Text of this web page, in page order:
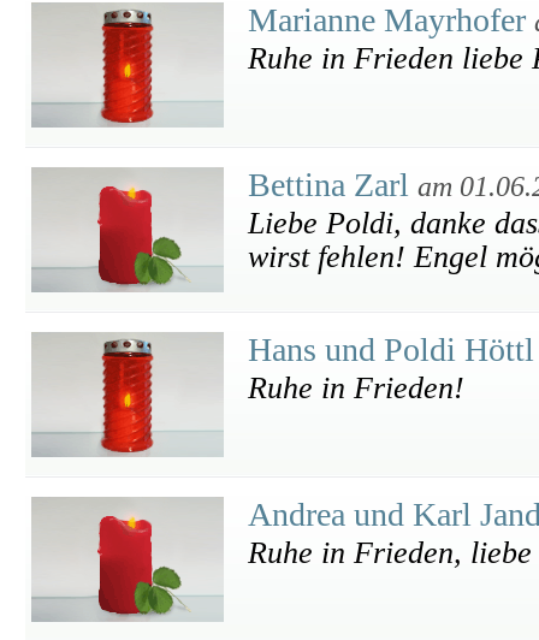
Marianne Mayrhofer
Ruhe in Frieden liebe
Bettina Zarl am
Liebe Poldi, danke
wirst fehlen! Engel
Hans und Poldi
Ruhe in Frieden!
Andrea und Karl
Ruhe in Frieden,